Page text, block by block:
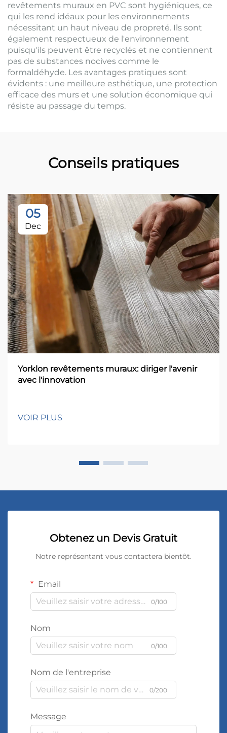
revêtements muraux en PVC sont hygiéniques, ce
qui les rend idéaux pour les environnements
nécessitant un haut niveau de propreté. Ils sont
également respectueux de l'environnement
puisqu'ils peuvent être recyclés et ne contiennent
pas de substances nocives comme le
formaldéhyde. Les avantages pratiques sont
évidents : une meilleure esthétique, une protection
efficace des murs et une solution économique qui
résiste au passage du temps.
Conseils pratiques
05
Dec
Yorklon revêtements muraux: diriger l'avenir
avec l'innovation
VOIR PLUS
Obtenez un Devis Gratuit
Notre représentant vous contactera bientôt.
Email
0/100
Nom
0/100
Nom de l'entreprise
0/200
Message